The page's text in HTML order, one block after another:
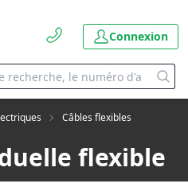
Connexion
Câbles flexibles
flexible